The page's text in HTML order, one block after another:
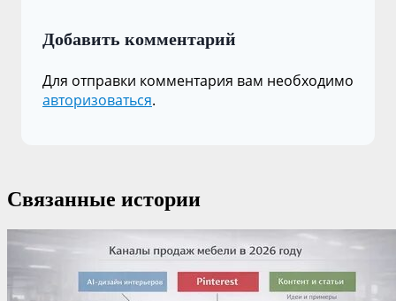
Добавить комментарий
Для отправки комментария вам необходимо
авторизоваться.
Связанные истории